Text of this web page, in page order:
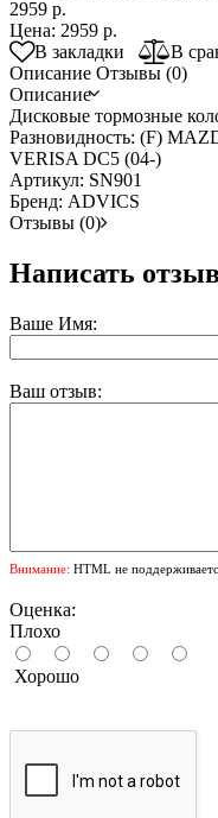
2959 р.
Цена: 2959 р.
В закладки
В
Описание Отзывы (0)
Описание
Дисковые тормозные
Разновидность: (F)
VERISA DC5 (04-)
Артикул: SN901
Бренд: ADVICS
Отзывы (0)
Написать
Ваше Имя:
Ваш отзыв:
Внимание: HTML не
Оценка:
Плохо
Хорошо